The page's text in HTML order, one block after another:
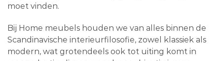
moet vinden.
Bij Home meubels houden we van alles binnen de
Scandinavische interieurfilosofie, zowel klassiek als
modern, wat grotendeels ook tot uiting komt in